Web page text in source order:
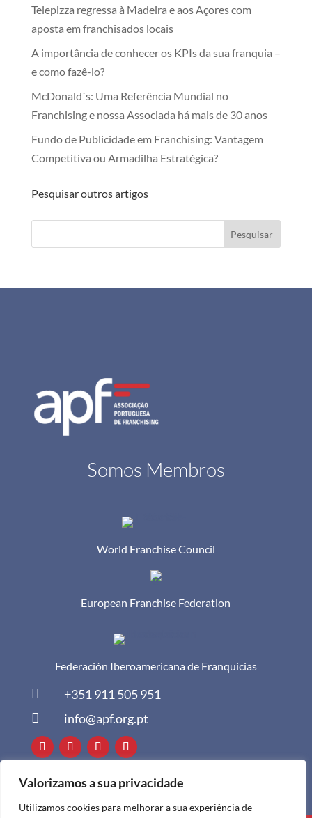
Valorizamos a sua privacidade
Utilizamos cookies para melhorar a sua experiência de
Telepizza regressa à Madeira e aos Açores com
aposta em franchisados locais
A importância de conhecer os KPIs da sua franquia –
e como fazê-lo?
McDonald´s: Uma Referência Mundial no
Franchising e nossa Associada há mais de 30 anos
Fundo de Publicidade em Franchising: Vantagem
Competitiva ou Armadilha Estratégica?
Pesquisar outros artigos
Pesquisar
Somos Membros
World Franchise Council
European Franchise Federation
Federación Iberoamericana de Franquicias
 +351 911 505 951
 info@apf.org.pt